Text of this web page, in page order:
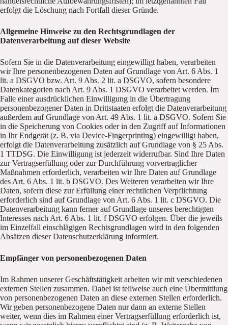
erfolgt die Löschung nach Fortfall dieser Gründe.
Allgemeine Hinweise zu den Rechtsgrundlagen der
Datenverarbeitung auf dieser Website
Sofern Sie in die Datenverarbeitung eingewilligt haben, verarbeiten
wir Ihre personenbezogenen Daten auf Grundlage von Art. 6 Abs. 1
lit. a DSGVO bzw. Art. 9 Abs. 2 lit. a DSGVO, sofern besondere
Datenkategorien nach Art. 9 Abs. 1 DSGVO verarbeitet werden. Im
Falle einer ausdrücklichen Einwilligung in die Übertragung
personenbezogener Daten in Drittstaaten erfolgt die Datenverarbeitung
außerdem auf Grundlage von Art. 49 Abs. 1 lit. a DSGVO. Sofern Sie
in die Speicherung von Cookies oder in den Zugriff auf Informationen
in Ihr Endgerät (z. B. via Device-Fingerprinting) eingewilligt haben,
erfolgt die Datenverarbeitung zusätzlich auf Grundlage von § 25 Abs.
1 TTDSG. Die Einwilligung ist jederzeit widerrufbar. Sind Ihre Daten
zur Vertragserfüllung oder zur Durchführung vorvertraglicher
Maßnahmen erforderlich, verarbeiten wir Ihre Daten auf Grundlage
des Art. 6 Abs. 1 lit. b DSGVO. Des Weiteren verarbeiten wir Ihre
Daten, sofern diese zur Erfüllung einer rechtlichen Verpflichtung
erforderlich sind auf Grundlage von Art. 6 Abs. 1 lit. c DSGVO. Die
Datenverarbeitung kann ferner auf Grundlage unseres berechtigten
Interesses nach Art. 6 Abs. 1 lit. f DSGVO erfolgen. Über die jeweils
im Einzelfall einschlägigen Rechtsgrundlagen wird in den folgenden
Absätzen dieser Datenschutzerklärung informiert.
Empfänger von personenbezogenen Daten
Im Rahmen unserer Geschäftstätigkeit arbeiten wir mit verschiedenen
externen Stellen zusammen. Dabei ist teilweise auch eine Übermittlung
von personenbezogenen Daten an diese externen Stellen erforderlich.
Wir geben personenbezogene Daten nur dann an externe Stellen
weiter, wenn dies im Rahmen einer Vertragserfüllung erforderlich ist,